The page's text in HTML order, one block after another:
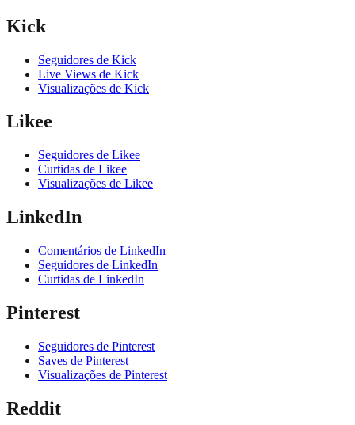
Kick
Seguidores de Kick
Live Views de Kick
Visualizações de Kick
Likee
Seguidores de Likee
Curtidas de Likee
Visualizações de Likee
LinkedIn
Comentários de LinkedIn
Seguidores de LinkedIn
Curtidas de LinkedIn
Pinterest
Seguidores de Pinterest
Saves de Pinterest
Visualizações de Pinterest
Reddit